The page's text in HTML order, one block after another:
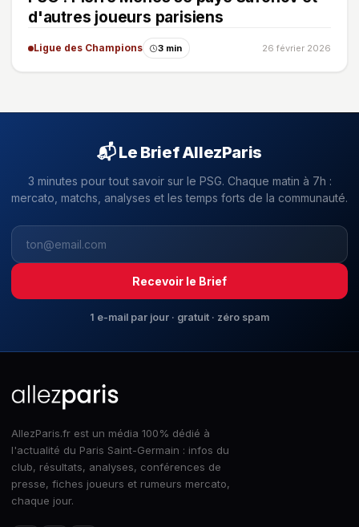
d'autres joueurs parisiens
Ligue des Champions 3 min 26 février 2026
📬 Le Brief AllezParis
3 minutes pour tout savoir sur le PSG. Chaque matin à 7h :
mercato, matchs, analyses et les temps forts de la communauté.
Recevoir le Brief
1 e-mail par jour · gratuit · zéro spam
AllezParis.fr est un média 100% dédié à
l'actualité du Paris Saint-Germain : infos du
club, résultats, analyses, conférences de
presse, fiches joueurs et rumeurs mercato,
chaque jour.